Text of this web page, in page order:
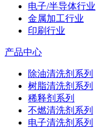
电子/半导体行业
金属加工行业
印刷行业
产品中心
除油清洗剂系列
树脂清洗剂系列
稀释剂系列
不燃清洗剂系列
电子清洗剂系列